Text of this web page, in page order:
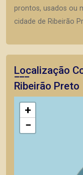
prontos, usados ou
cidade de Ribeirão
Localização
Ribeirão Preto
+
−